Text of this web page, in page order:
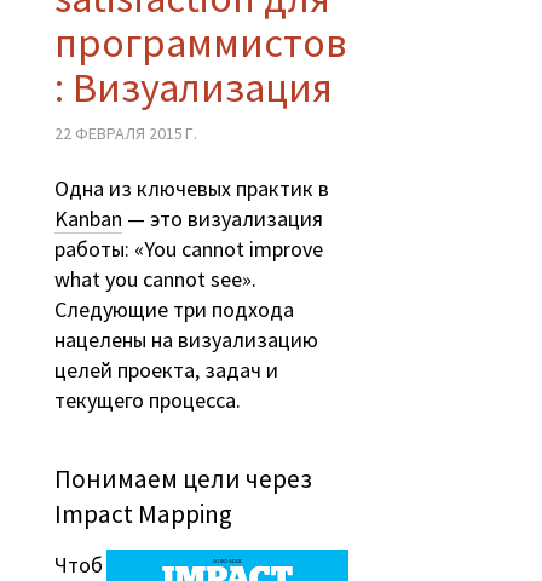
программистов
: Визуализация
22 ФЕВРАЛЯ 2015 Г.
Одна из ключевых практик в
Kanban — это визуализация
работы: «You cannot improve
what you cannot see».
Следующие три подхода
нацелены на визуализацию
целей проекта, задач и
текущего процесса.
Понимаем цели через
Impact Mapping
Чтоб